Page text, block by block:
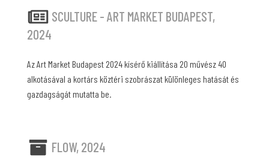
SCULTURE - ART MARKET BUDAPEST,
2024
Az Art Market Budapest 2024 kísérő kiállítása 20 művész 40
alkotásával a kortárs köztéri szobrászat különleges hatását és
gazdagságát mutatta be.
FLOW, 2024